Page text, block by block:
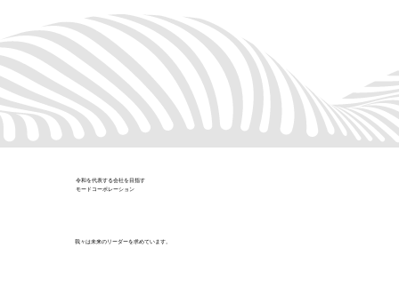
令和を代表する会社を目指す
​モードコーポレーション
我々は未来のリーダーを求めています。